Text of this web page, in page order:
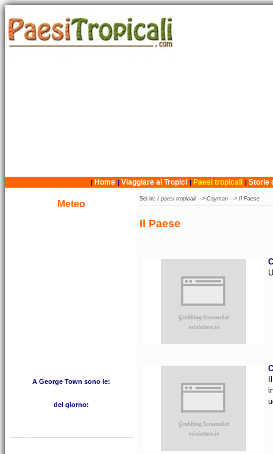
| Home | Viaggiare ai Tropici | Paesi tropicali | Storie
Meteo
A George Town sono le:
del giorno:
Sei in: I paesi tropicali --> Cayman --> Il Paese
Il Paese